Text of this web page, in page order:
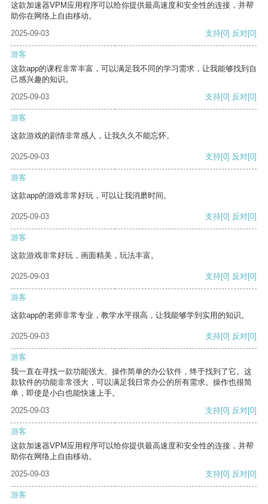
这款加速器VPM应用程序可以给你提供最高速度和安全性的连接，并帮
助你在网络上自由移动。
2025-09-03
支持[0] 反对[0]
游客
这款app的课程非常丰富，可以满足我不同的学习需求，让我能够找到自
己感兴趣的知识。
2025-09-03
支持[0] 反对[0]
游客
这款游戏的剧情非常感人，让我久久不能忘怀。
2025-09-03 支持[0] 反对[0]
游客
这款app的游戏非常好玩，可以让我消磨时间。
2025-09-03 支持[0] 反对[0]
游客
这款游戏非常好玩，画面精美，玩法丰富。
2025-09-03 支持[0] 反对[0]
游客
这款app的老师非常专业，教学水平很高，让我能够学到实用的知识。
2025-09-03 支持[0] 反对[0]
游客
我一直在寻找一款功能强大、操作简单的办公软件，终于找到了它。这
款软件的功能非常强大，可以满足我日常办公的所有需求。操作也很简
单，即使是小白也能快速上手。
2025-09-03
支持[0] 反对[0]
游客
这款加速器VPM应用程序可以给你提供最高速度和安全性的连接，并帮
助你在网络上自由移动。
2025-09-03
支持[0] 反对[0]
游客